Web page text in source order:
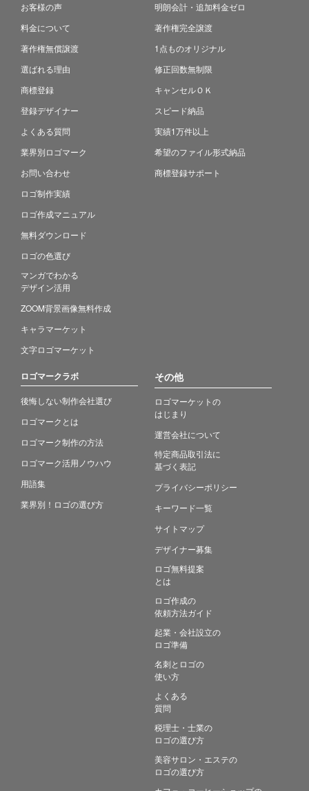
お客様の声
料金について
著作権無償譲渡
選ばれる理由
商標登録
登録デザイナー
よくある質問
業界別ロゴマーク
お問い合わせ
ロゴ制作実績
ロゴ作成マニュアル
無料ダウンロード
ロゴの色選び
マンガでわかる
デザイン活用
ZOOM背景画像無料作成
キャラマーケット
文字ロゴマーケット
明朗会計・追加料金ゼロ
著作権完全譲渡
1点ものオリジナル
修正回数無制限
キャンセルＯＫ
スピード納品
実績1万件以上
希望のファイル形式納品
商標登録サポート
ロゴマークラボ
後悔しない制作会社選び
ロゴマークとは
ロゴマーク制作の方法
ロゴマーク活用ノウハウ
用語集
業界別！ロゴの選び方
その他
ロゴマーケットの
はじまり
運営会社について
特定商品取引法に
基づく表記
プライバシーポリシー
キーワード一覧
サイトマップ
デザイナー募集
ロゴ無料提案
とは
ロゴ作成の
依頼方法ガイド
起業・会社設立の
ロゴ準備
名刺とロゴの
使い方
よくある
質問
税理士・士業の
ロゴの選び方
美容サロン・エステの
ロゴの選び方